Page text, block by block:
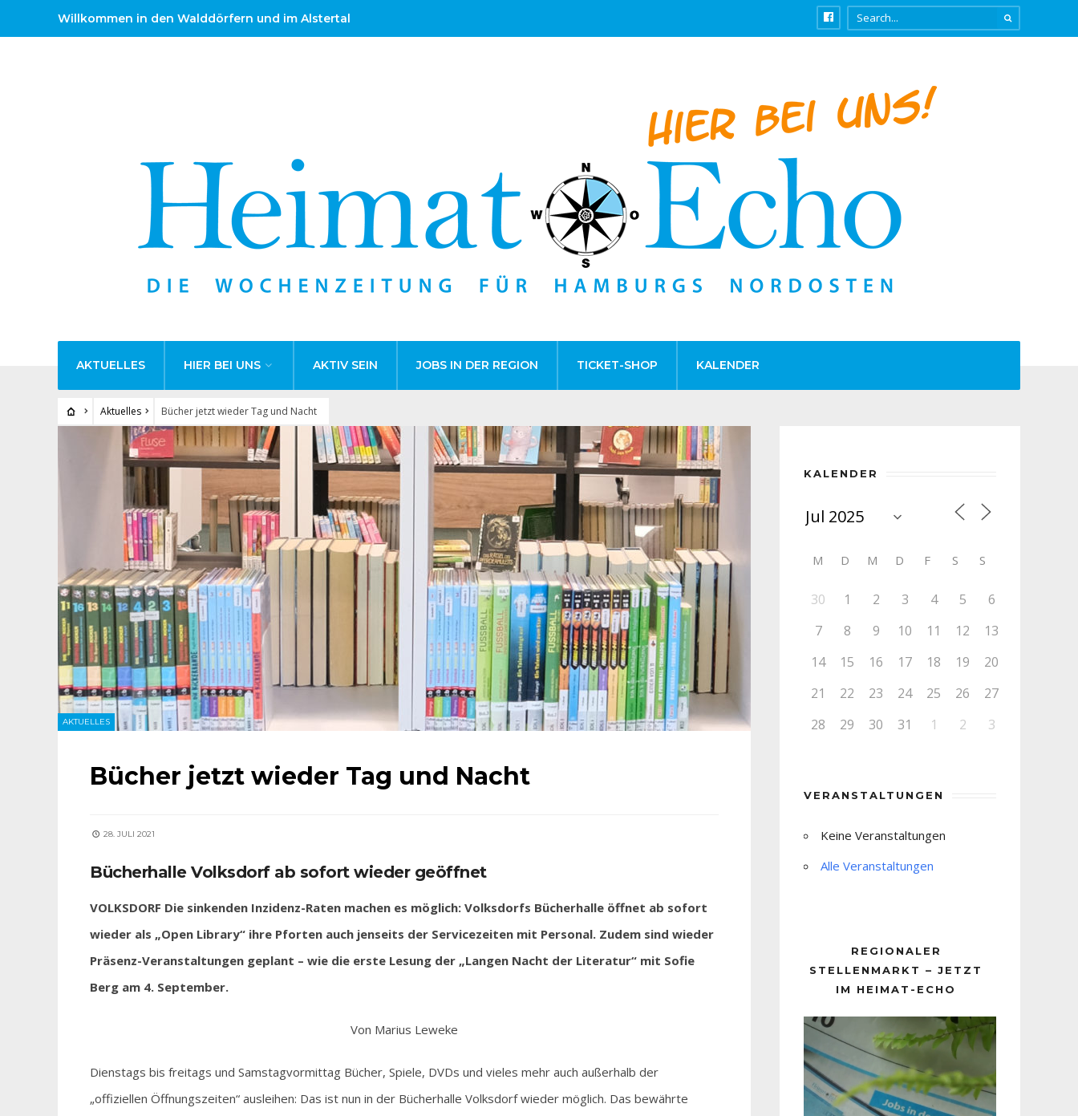
Willkommen in den Walddörfern und im Alstertal
AKTUELLES HIER BEI UNS AKTIV SEIN JOBS IN DER REGION TICKET-SHOP KALENDER
Aktuelles Bücher jetzt wieder Tag und Nacht
AKTUELLES
Bücher jetzt wieder Tag und Nacht
28. JULI 2021
Bücherhalle Volksdorf ab sofort wieder geöffnet
VOLKSDORF Die sinkenden Inzidenz-Raten machen es möglich: Volksdorfs Bücherhalle öffnet ab sofort
wieder als „Open Library“ ihre Pforten auch jenseits der Servicezeiten mit Personal. Zudem sind wieder
Präsenz-Veranstaltungen geplant – wie die erste Lesung der „Langen Nacht der Literatur“ mit Sofie
Berg am 4. September.
Von Marius Leweke
Dienstags bis freitags und Samstagvormittag Bücher, Spiele, DVDs und vieles mehr auch außerhalb der
„offiziellen Öffnungszeiten“ ausleihen: Das ist nun in der Bücherhalle Volksdorf wieder möglich. Das bewährte
KALENDER
M D M D F S S
30 1 2 3 4 5
6
7
8 9 10 11 12
13
14
15 16 17 18 19
20
21
22 23 24 25 26
27
28
29 30 31 1 2 3
VERANSTALTUNGEN
Keine Veranstaltungen
Alle Veranstaltungen
REGIONALER
STELLENMARKT – JETZT
IM HEIMAT-ECHO
Player